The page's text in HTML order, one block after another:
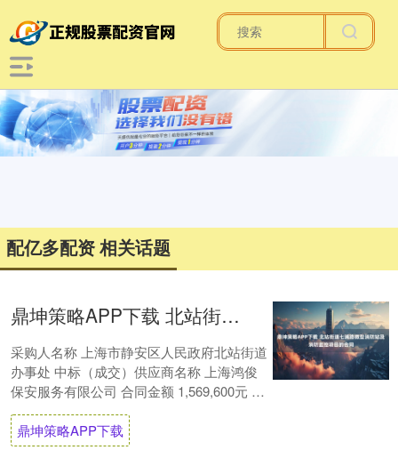
配亿多配资 相关话题
鼎坤策略APP下载 北站街道七浦路微型消防站及消防监控项目的合同
采购人名称 上海市静安区人民政府北站街道
办事处 中标（成交）供应商名称 上海鸿俊
保安服务有限公司 合同金额 1,569,600元 人
民币 合同期限 年 合同签署....
鼎坤策略APP下载